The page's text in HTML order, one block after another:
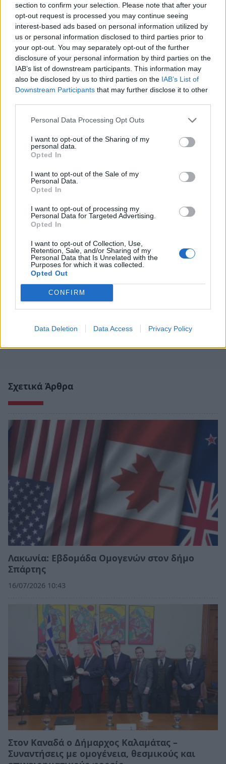
section to confirm your selection. Please note that after your
opt-out request is processed you may continue seeing
interest-based ads based on personal information utilized by
us or personal information disclosed to third parties prior to
your opt-out. You may separately opt-out of the further
disclosure of your personal information by third parties on the
IAB’s list of downstream participants. This information may
also be disclosed by us to third parties on the IAB’s List of
Downstream Participants that may further disclose it to other
Personal Data Processing Opt Outs
I want to opt-out of the Sharing of my
personal data.
Opted In
I want to opt-out of the Sale of my
Personal Data.
Opted In
I want to opt-out of processing my
Personal Data for Targeted Advertising.
Opted In
I want to opt-out of Collection, Use,
Retention, Sale, and/or Sharing of my
Personal Data that Is Unrelated with the
Purposes for which it was collected.
Opted Out
CONFIRM
Data Deletion Data Access Privacy Policy
TAGS: ΟΜΟΓΕΝΕΙΑ
Σχετικά Άρθρα
Λακωνία: Εβδομάδα Ομογενών στον δήμο
Σπάρτης
16/07/2026 10:43
Στον Καναδά ο Δήμαρχος Καλαμάτας –
Συναντήσεις με ομογένεια, θεσμικούς και